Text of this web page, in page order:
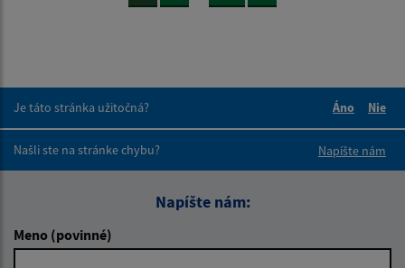
Je táto stránka užitočná?
Áno
Nie
Našli ste na stránke chybu?
Napíšte nám
Napíšte nám:
Meno (povinné)